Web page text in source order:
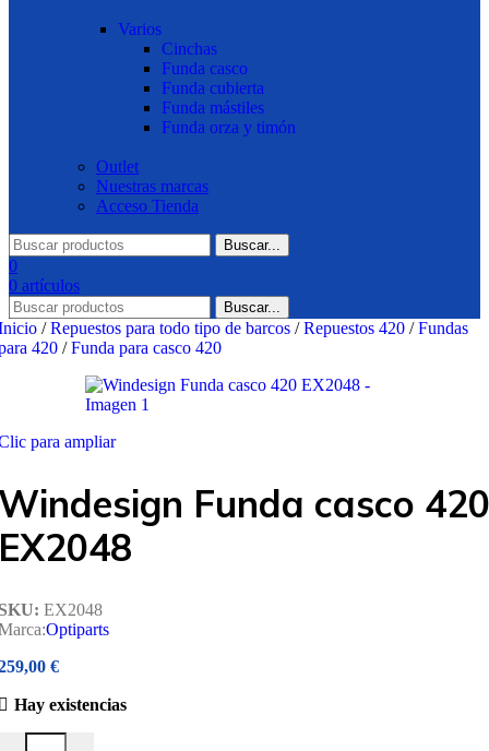
Varios
Cinchas
Funda casco
Funda cubierta
Funda mástiles
Funda orza y timón
Outlet
Nuestras marcas
Acceso Tienda
Buscar...
0
0 artículos
Buscar...
/ Repuestos para todo tipo de barcos / Repuestos 420 / Fundas
420 / Funda para casco 420
para ampliar
Funda casco 420
EX2048
Optiparts
€
Hay existencias
Funda casco 420 EX2048 cantidad